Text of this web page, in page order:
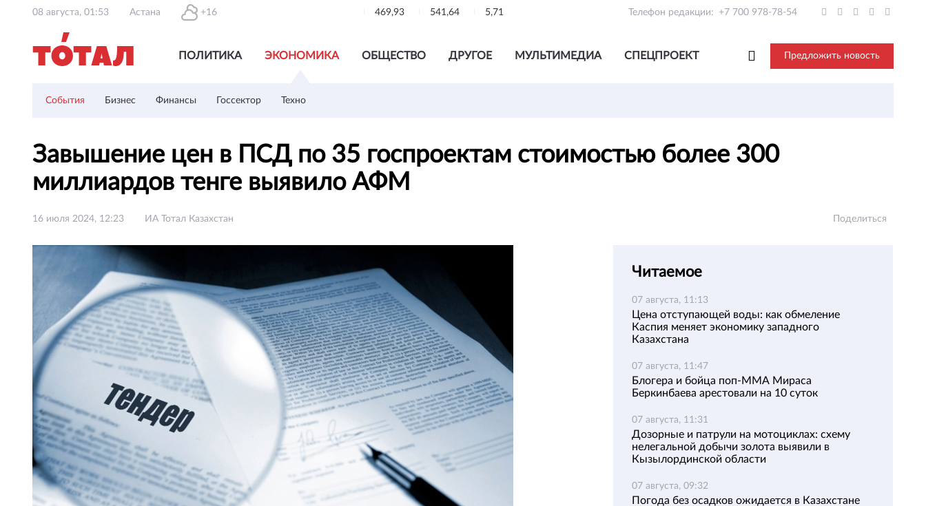
08 августа, 01:53 Астана +16 469,93 541,64 5,71 Телефон редакции: +7 700 978-78-54
ПОЛИТИКА ЭКОНОМИКА ОБЩЕСТВО ДРУГОЕ МУЛЬТИМЕДИА СПЕЦПРОЕКТ Предложить новость
События Бизнес Финансы Госсектор Техно
Завышение цен в ПСД по 35 госпроектам стоимостью более 300
миллиардов тенге выявило АФМ
16 июля 2024, 12:23 ИА Тотал Казахстан Поделиться
Читаемое
07 августа, 11:13
Цена отступающей воды: как обмеление
Каспия меняет экономику западного
Казахстана
07 августа, 11:47
Блогера и бойца поп-ММА Мираса
Беркинбаева арестовали на 10 суток
07 августа, 11:31
Дозорные и патрули на мотоциклах: схему
нелегальной добычи золота выявили в
Кызылординской области
07 августа, 09:32
Погода без осадков ожидается в Казахстане